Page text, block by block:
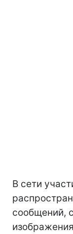
В сети
сообщений,